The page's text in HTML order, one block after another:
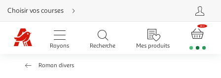
Aller
directement
au
contenu
Aller
directement
Aller
Choisir vos courses
Rayons Recherche Mes produits
Roman divers